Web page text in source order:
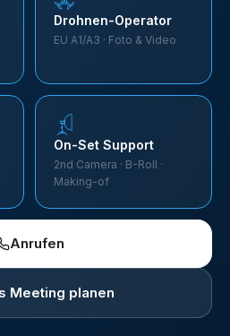
Drohnen-Operator
EU A1/A3 · Foto & Video
On-Set Support
2nd Camera · B-Roll ·
Making-of
Anrufen
Meeting planen